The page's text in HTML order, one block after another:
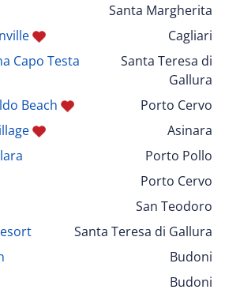
Santa Margherita
Cagliari
Capo Testa
Santa Teresa di
Gallura
Beach
Porto Cervo
Asinara
Porto Pollo
Porto Cervo
San Teodoro
Santa Teresa di Gallura
Budoni
Budoni